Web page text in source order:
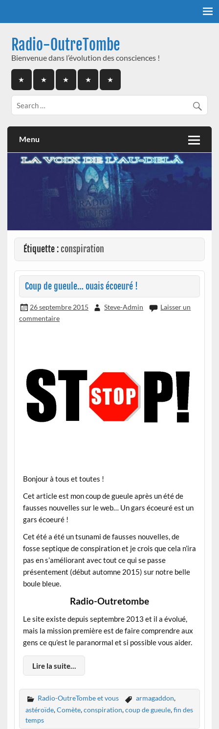
Radio-OutreTombe
Bienvenue dans l’évolution des consciences !
Menu
Étiquette :conspiration
Coup de gueule… ouais écoeuré !
26 septembre 2015 Steve-Admin
Laisser un
commentaire
Bonjour à tous et toutes !
Cet article est mon coup de gueule après un été de
fausses nouvelles sur le web… Un gars écoeuré est un
gars écoeuré !
Cet été a été un tsunami de fausses nouvelles, de
fosse septique de conspiration et je crois que cela n’ira
pas en s’améliorant avec tout ce qui se passe
présentement (début automne 2015) sur notre belle
boule bleue.
Radio-Outretombe
Le site existe depuis septembre 2013 et il a évolué,
mais la mission première est de faire comprendre aux
gens ce qu’est le paranormal et si possible vous aider.
Lire la suite…
Radio-OutreTombe et vous armagaddon,
astéroïde,Comète,conspiration,coup de gueule,fin des
temps